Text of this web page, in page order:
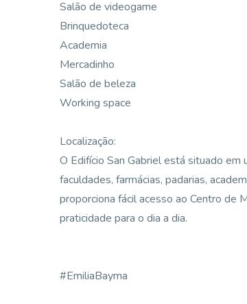
Salão de videogame
Brinquedoteca
Academia
Mercadinho
Salão de beleza
Working space
Localização:
O Edifício San Gabriel está situado
faculdades, farmácias, padarias,
proporciona fácil acesso ao Centro de
praticidade para o dia a dia.
#EmiliaBayma